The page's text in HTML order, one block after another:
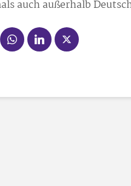
auch außerhalb